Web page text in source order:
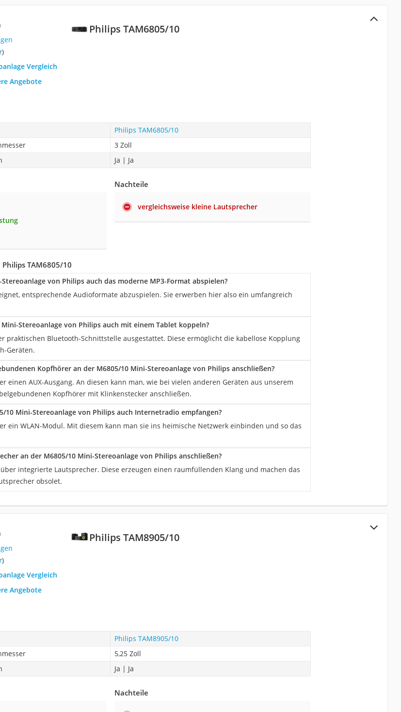
Philips TAM6805/10
)
Vergleich
Angebote
Philips TAM6805/10
3 Zoll
Ja | Ja
Nachteile
vergleichsweise kleine Lautsprecher
TAM6805/10
von Philips auch das moderne MP3-Format abspielen?
entsprechende Audioformate abzuspielen. Sie erwerben hier also ein umfangreich
Mini-Stereoanlage von Philips auch mit einem Tablet koppeln?
praktischen Bluetooth-Schnittstelle ausgestattet. Diese ermöglicht die kabellose Kopplung
Geräten.
Kopfhörer an der M6805/10 Mini-Stereoanlage von Philips anschließen?
einen AUX-Ausgang. An diesen kann man, wie bei vielen anderen Geräten aus unserem
Kopfhörer mit Klinkenstecker anschließen.
10 Mini-Stereoanlage von Philips auch Internetradio empfangen?
ein WLAN-Modul. Mit diesem kann man sie ins heimische Netzwerk einbinden und so das
an der M6805/10 Mini-Stereoanlage von Philips anschließen?
integrierte Lautsprecher. Diese erzeugen einen raumfüllenden Klang und machen das
obsolet.
Philips TAM8905/10
)
Vergleich
Angebote
Philips TAM8905/10
5,25 Zoll
Ja | Ja
Nachteile